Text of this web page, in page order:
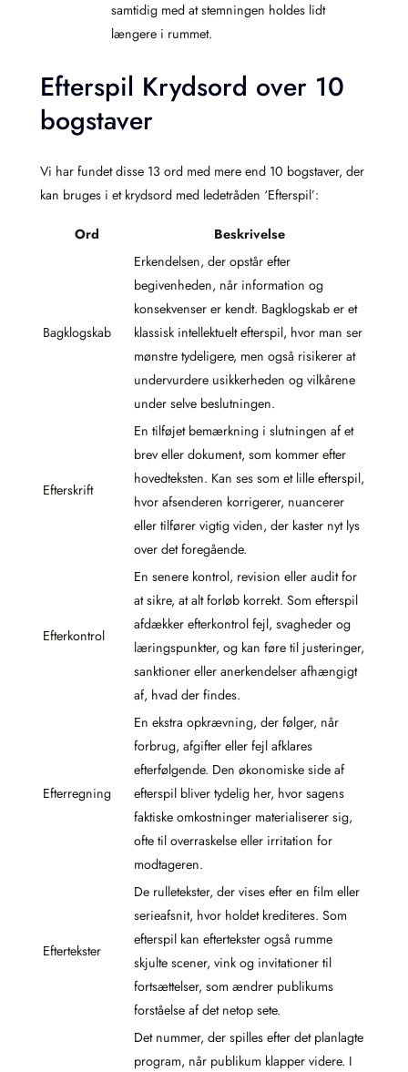
samtidig med at stemningen holdes lidt
længere i rummet.
Efterspil Krydsord over 10
bogstaver
Vi har fundet disse 13 ord med mere end 10 bogstaver, der
kan bruges i et krydsord med ledetråden ‘Efterspil’:
Ord Beskrivelse
Bagklogskab
Erkendelsen, der opstår efter
begivenheden, når information og
konsekvenser er kendt. Bagklogskab er et
klassisk intellektuelt efterspil, hvor man ser
mønstre tydeligere, men også risikerer at
undervurdere usikkerheden og vilkårene
under selve beslutningen.
Efterskrift
En tilføjet bemærkning i slutningen af et
brev eller dokument, som kommer efter
hovedteksten. Kan ses som et lille efterspil,
hvor afsenderen korrigerer, nuancerer
eller tilfører vigtig viden, der kaster nyt lys
over det foregående.
Efterkontrol
En senere kontrol, revision eller audit for
at sikre, at alt forløb korrekt. Som efterspil
afdækker efterkontrol fejl, svagheder og
læringspunkter, og kan føre til justeringer,
sanktioner eller anerkendelser afhængigt
af, hvad der findes.
Efterregning
En ekstra opkrævning, der følger, når
forbrug, afgifter eller fejl afklares
efterfølgende. Den økonomiske side af
efterspil bliver tydelig her, hvor sagens
faktiske omkostninger materialiserer sig,
ofte til overraskelse eller irritation for
modtageren.
Eftertekster
De rulletekster, der vises efter en film eller
serieafsnit, hvor holdet krediteres. Som
efterspil kan eftertekster også rumme
skjulte scener, vink og invitationer til
fortsættelser, som ændrer publikums
forståelse af det netop sete.
Det nummer, der spilles efter det planlagte
program, når publikum klapper videre. I